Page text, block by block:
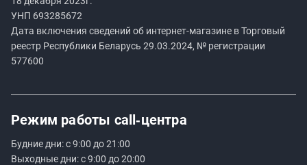
УНП 693285672
Дата включения сведений об интернет-магазине в Торговый
реестр Республики Беларусь 29.03.2024, № регистрации
577600
Режим работы call‑центра
Будние дни: с 9:00 до 21:00
Выходные дни: с 9:00 до 20:00